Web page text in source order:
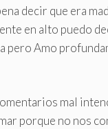
decir que era
en alto puedo
pero Amo
mal
porque no nos